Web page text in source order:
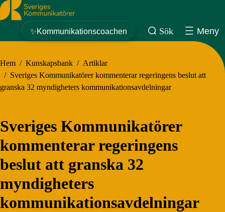
Sveriges Kommunikatörer
✨Kommunikationscoachen Sök Meny
Hem / Kunskapsbank / Artiklar
/ Sveriges Kommunikatörer kommenterar regeringens beslut att
granska 32 myndigheters kommunikationsavdelningar
Sveriges Kommunikatörer
kommenterar regeringens
beslut att granska 32
myndigheters
kommunikationsavdelningar